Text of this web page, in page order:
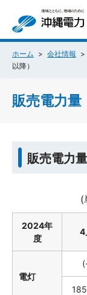
ホーム 会社情報
以降）
販売電力量
販売電力
(
2024年
度
4
電灯